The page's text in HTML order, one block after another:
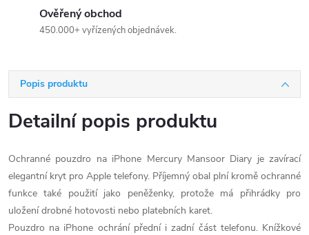
Ověřený obchod
450.000+ vyřízených objednávek.
Popis produktu
Detailní popis produktu
Ochranné pouzdro na iPhone Mercury Mansoor Diary je zavírací
elegantní kryt pro Apple telefony. Příjemný obal plní kromě ochranné
funkce také použití jako peněženky, protože má přihrádky pro
uložení drobné hotovosti nebo platebních karet.
Pouzdro na iPhone ochrání přední i zadní část telefonu. Knížkové